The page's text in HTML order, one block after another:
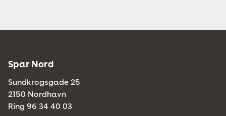
Spar Nord
Sundkrogsgade 25
2150 Nordhavn
Ring 96 34 40 03